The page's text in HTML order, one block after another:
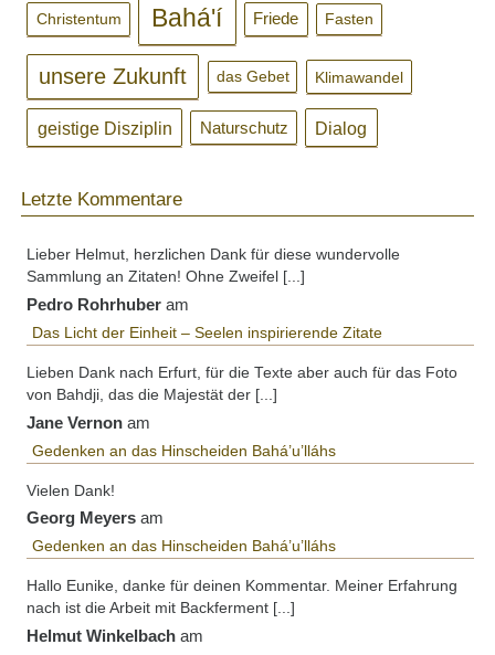
Christentum Bahá'í Friede Fasten
unsere Zukunft das Gebet Klimawandel
geistige Disziplin Naturschutz Dialog
Letzte Kommentare
Lieber Helmut, herzlichen Dank für diese wundervolle
Sammlung an Zitaten! Ohne Zweifel [...]
Pedro Rohrhuber am
Das Licht der Einheit – Seelen inspirierende Zitate
Lieben Dank nach Erfurt, für die Texte aber auch für das Foto
von Bahdji, das die Majestät der [...]
Jane Vernon am
Gedenken an das Hinscheiden Bahá’u’lláhs
Vielen Dank!
Georg Meyers am
Gedenken an das Hinscheiden Bahá’u’lláhs
Hallo Eunike, danke für deinen Kommentar. Meiner Erfahrung
nach ist die Arbeit mit Backferment [...]
Helmut Winkelbach am